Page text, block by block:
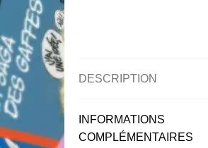
DESCRIPTION
INFORMATIONS
COMPLÉMENTAIRES